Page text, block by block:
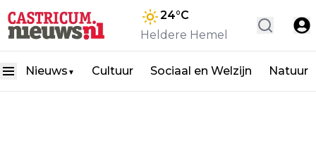
24°C
Heldere Hemel
Nieuws ▼ Cultuur Sociaal en Welzijn Natuur